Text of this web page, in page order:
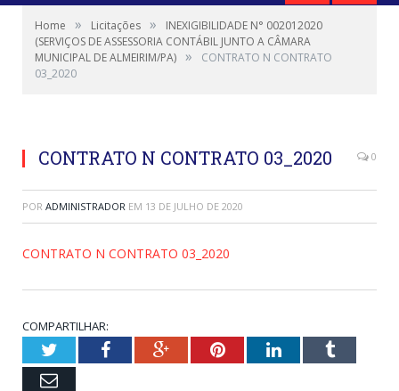
Home » Licitações »
INEXIGIBILIDADE N° 002012020
(SERVIÇOS DE ASSESSORIA CONTÁBIL JUNTO A CÂMARA
MUNICIPAL DE ALMEIRIM/PA) »
CONTRATO N CONTRATO
03_2020
CONTRATO N CONTRATO 03_2020 0
POR ADMINISTRADOR EM 13 DE JULHO DE 2020
CONTRATO N CONTRATO 03_2020
COMPARTILHAR:
TwitterFacebookGoogle+PinterestLinkedInTumblr
Email